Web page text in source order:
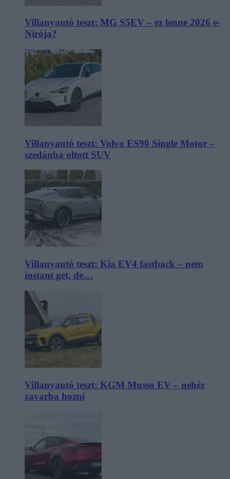
Villanyautó teszt: MG S5EV – ez lenne 2026 e-
Nirója?
Villanyautó teszt: Volvo ES90 Single Motor –
szedánba oltott SUV
Villanyautó teszt: Kia EV4 fastback – nem
instant get, de…
Villanyautó teszt: KGM Musso EV – nehéz
zavarba hozni